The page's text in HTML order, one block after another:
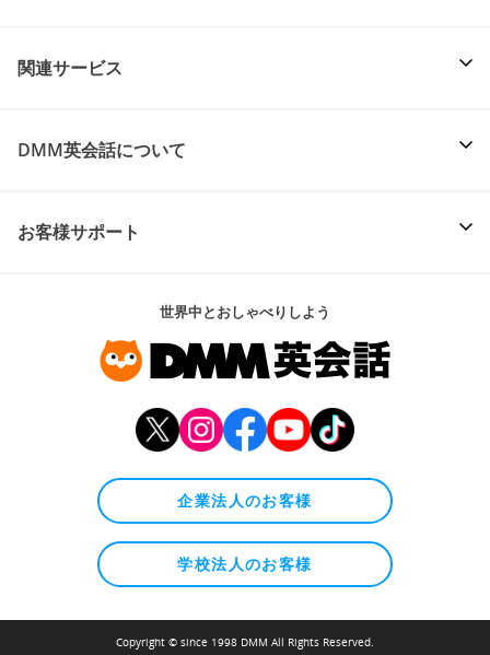
関連サービス
DMM英会話について
お客様サポート
世界中とおしゃべりしよう
企業法人のお客様
学校法人のお客様
Copyright © since 1998 DMM All Rights Reserved.